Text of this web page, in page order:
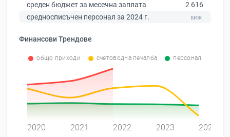
среден бюджет за месечна заплата
2 616
средносписъчен персонал за 2024 г.
Финансови Трендове
общо приходи счетоводна печалба персонал
2020 2021 2022 2023 2024